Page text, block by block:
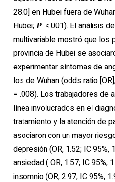
28.0] en Hubei fuera de
Hubei; P<.001). El análisis
multivariable mostró que los
provincia de Hubei se
experimentar síntomas de
los de Wuhan (odds ratio
= .008). Los trabajadores de
línea involucrados en el
tratamiento y la atención de
asociaron con un mayor
depresión (OR, 1.52; IC 95%,
ansiedad ( OR, 1.57; IC 95%,
insomnio (OR, 2.97; IC 95%,